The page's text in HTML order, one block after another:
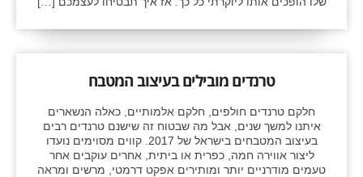
טרנדים מובילים בעיצוב המטבח
חלקם טרנדים חולפים, חלקם אלמותיים, כאלה הנשארים
איתנו למשך שנים, אבל מה שבטוח זה שישנם טרנדים רבים
בעיצוב המטבחים בישראל של 2017. קווים מסוימים נועדו
ליצור אווירה חמה, כפרית או ביתית, אחרים עוקבים אחר
טעמים מודרניים יותר ומותירים אפקט דרמטי, מרשים ומראה